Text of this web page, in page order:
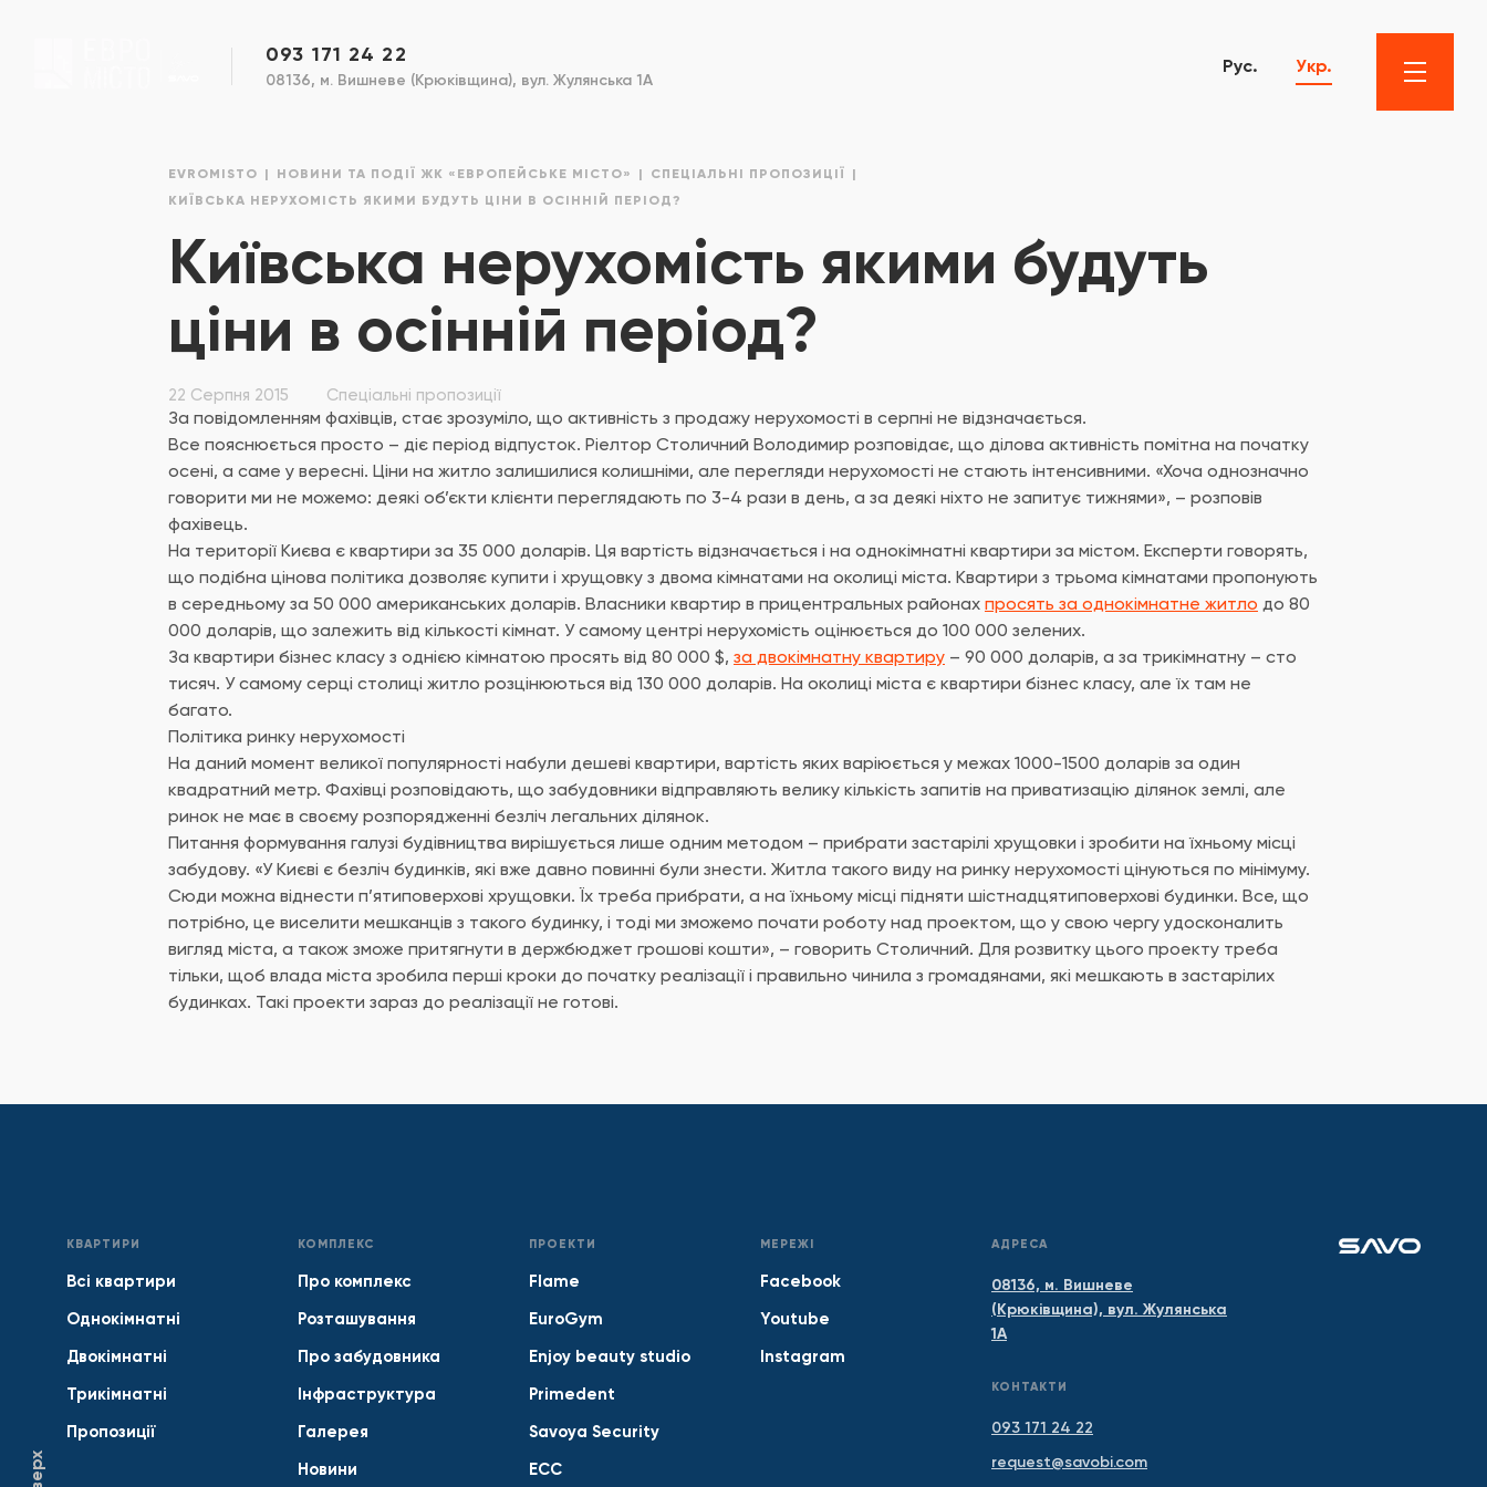
093 171 24 22
08136, м. Вишневе (Крюківщина), вул. Жулянська 1А
Рус. Укр.
EVROMISTO НОВИНИ ТА ПОДІЇ ЖК «ЕВРОПЕЙСЬКЕ МІСТО»
СПЕЦІАЛЬНІ ПРОПОЗИЦІЇ
КИЇВСЬКА НЕРУХОМІСТЬ ЯКИМИ БУДУТЬ ЦІНИ В ОСІННІЙ ПЕРІОД?
Київська нерухомість якими будуть
ціни в осінній період?
22 Серпня 2015 Спеціальні пропозиції
За повідомленням фахівців, стає зрозуміло, що активність з продажу нерухомості в серпні не відзначається.
Все пояснюється просто – діє період відпусток. Ріелтор Столичний Володимир розповідає, що ділова активність помітна на початку
осені, а саме у вересні. Ціни на житло залишилися колишніми, але перегляди нерухомості не стають інтенсивними. «Хоча однозначно
говорити ми не можемо: деякі об’єкти клієнти переглядають по 3-4 рази в день, а за деякі ніхто не запитує тижнями», – розповів
фахівець.
На території Києва є квартири за 35 000 доларів. Ця вартість відзначається і на однокімнатні квартири за містом. Експерти говорять,
що подібна цінова політика дозволяє купити і хрущовку з двома кімнатами на околиці міста. Квартири з трьома кімнатами пропонують
в середньому за 50 000 американських доларів. Власники квартир в прицентральных районах просять за однокімнатне житло до 80
000 доларів, що залежить від кількості кімнат. У самому центрі нерухомість оцінюється до 100 000 зелених.
За квартири бізнес класу з однією кімнатою просять від 80 000 $, за двокімнатну квартиру – 90 000 доларів, а за трикімнатну – сто
тисяч. У самому серці столиці житло розцінюються від 130 000 доларів. На околиці міста є квартири бізнес класу, але їх там не
багато.
Політика ринку нерухомості
На даний момент великої популярності набули дешеві квартири, вартість яких варіюється у межах 1000-1500 доларів за один
квадратний метр. Фахівці розповідають, що забудовники відправляють велику кількість запитів на приватизацію ділянок землі, але
ринок не має в своєму розпорядженні безліч легальних ділянок.
Питання формування галузі будівництва вирішується лише одним методом – прибрати застарілі хрущовки і зробити на їхньому місці
забудову. «У Києві є безліч будинків, які вже давно повинні були знести. Житла такого виду на ринку нерухомості цінуються по мінімуму.
Сюди можна віднести п’ятиповерхові хрущовки. Їх треба прибрати, а на їхньому місці підняти шістнадцятиповерхові будинки. Все, що
потрібно, це виселити мешканців з такого будинку, і тоді ми зможемо почати роботу над проектом, що у свою чергу удосконалить
вигляд міста, а також зможе притягнути в держбюджет грошові кошти», – говорить Столичний. Для розвитку цього проекту треба
тільки, щоб влада міста зробила перші кроки до початку реалізації і правильно чинила з громадянами, які мешкають в застарілих
будинках. Такі проекти зараз до реалізації не готові.
КВАРТИРИ
Всі квартири
Однокімнатні
Двокімнатні
Трикімнатні
Пропозиції
КОМПЛЕКС
Про комплекс
Розташування
Про забудовника
Інфраструктура
Галерея
Новини
ПРОЕКТИ
Flame
EuroGym
Enjoy beauty studio
Primedent
Savoya Security
ECC
МЕРЕЖІ
Facebook
Youtube
Instagram
АДРЕСА
08136, м. Вишневе
(Крюківщина), вул. Жулянська
1А
КОНТАКТИ
093 171 24 22
request@savobi.com